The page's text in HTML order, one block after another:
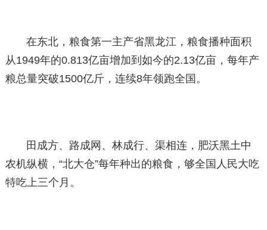
在东北，粮食第一主产省黑龙江，粮食播种面积
从1949年的0.813亿亩增加到如今的2.13亿亩，每年产
粮总量突破1500亿斤，连续8年领跑全国。
田成方、路成网、林成行、渠相连，肥沃黑土中
农机纵横，“北大仓”每年种出的粮食，够全国人民大吃
特吃上三个月。